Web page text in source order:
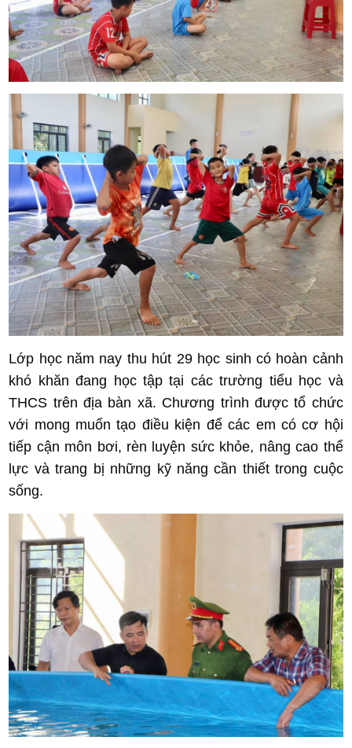
Lớp học năm nay thu hút 29 học sinh có hoàn cảnh
khó khăn đang học tập tại các trường tiểu học và
THCS trên địa bàn xã. Chương trình được tổ chức
với mong muốn tạo điều kiện để các em có cơ hội
tiếp cận môn bơi, rèn luyện sức khỏe, nâng cao thể
lực và trang bị những kỹ năng cần thiết trong cuộc
sống.